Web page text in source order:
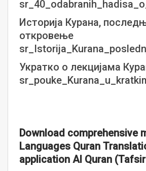
Историја Курана,
откровење
Укратко о лекцијама
Download comprehensive
Languages Quran
application Al Quran